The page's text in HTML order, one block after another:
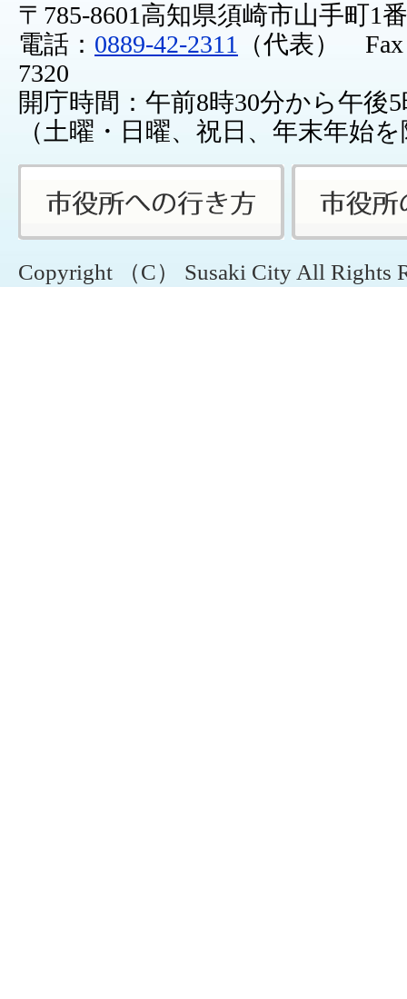
〒785-8601高知県須崎市山手町1
電話： 0889-42-2311
（代表） Fax
7320
開庁時間：午前8時30分から午後
（土曜・日曜、祝日、年末年始
Copyright （C） Susaki City All Rights